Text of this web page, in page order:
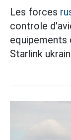
Les forces
controle
equipements
Starlink